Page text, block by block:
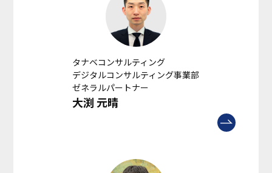
タナベコンサルティング
デジタルコンサルティング事業部
ゼネラルパートナー
大渕 元晴